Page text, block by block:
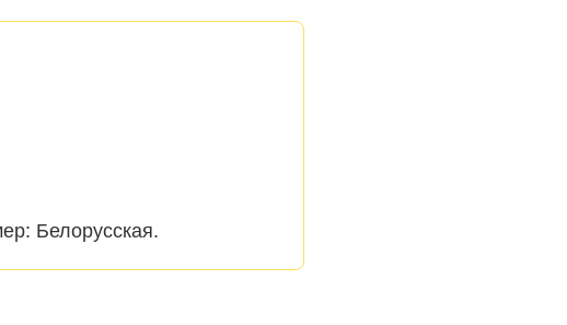
Белорусская.